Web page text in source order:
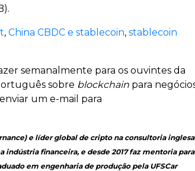
, China CBDC e stablecoin, stablecoin
semanalmente para os ouvintes da
sobre blockchain para
um e-mail para
e líder global de cripto na consultoria inglesa
indústria financeira, e desde 2017 faz mentoria para
em engenharia de produção pela UFSCar